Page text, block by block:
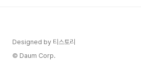
Designed by 티스토리
© Daum Corp.